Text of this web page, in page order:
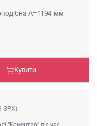
А=1194 мм
Купити
SPX)
"Коментар" під час